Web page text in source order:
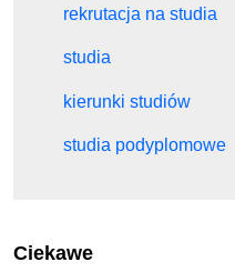
rekrutacja na studia
studia
kierunki studiów
studia podyplomowe
Ciekawe